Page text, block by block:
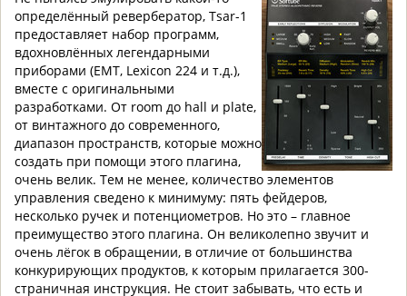
определённый ревербератор, Tsar-1
предоставляет набор программ,
вдохновлённых легендарными
приборами (EMT, Lexicon 224 и т.д.),
вместе с оригинальными
разработками. От room до hall и plate,
от винтажного до современного,
диапазон пространств, которые можно
создать при помощи этого плагина,
очень велик. Тем не менее, количество элементов
управления сведено к минимуму: пять фейдеров,
несколько ручек и потенциометров. Но это – главное
преимущество этого плагина. Он великолепно звучит и
очень лёгок в обращении, в отличие от большинства
конкурирующих продуктов, к которым прилагается 300-
страничная инструкция. Не стоит забывать, что есть и